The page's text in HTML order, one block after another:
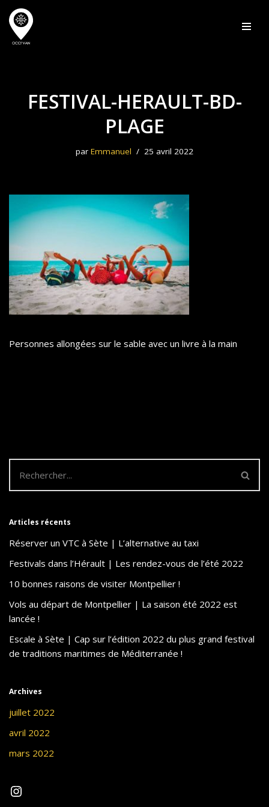
Aller
au
FESTIVAL-HERAULT-BD-
PLAGE
par Emmanuel 25 avril 2022
Personnes allongées sur le sable avec un livre à la main
Articles récents
Réserver un VTC à Sète | L’alternative au taxi
Festivals dans l’Hérault | Les rendez-vous de l’été 2022
10 bonnes raisons de visiter Montpellier !
Vols au départ de Montpellier | La saison été 2022 est
lancée !
Escale à Sète | Cap sur l’édition 2022 du plus grand festival
de traditions maritimes de Méditerranée !
Archives
juillet 2022
avril 2022
mars 2022